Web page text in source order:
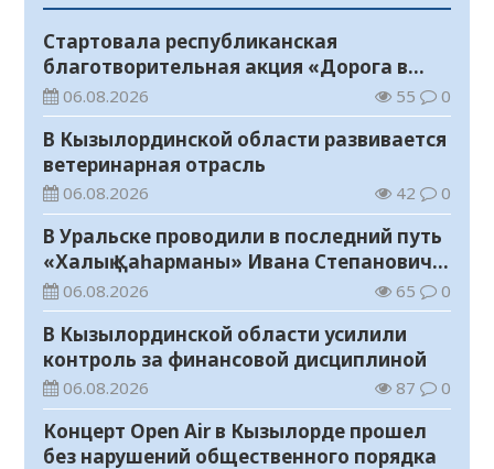
Стартовала республиканская
благотворительная акция «Дорога в
школу»
06.08.2026 55 0
В Кызылординской области развивается
ветеринарная отрасль
06.08.2026 42 0
В Уральске проводили в последний путь
«Халық Қаһарманы» Ивана Степановича
Гапича
06.08.2026 65 0
В Кызылординской области усилили
контроль за финансовой дисциплиной
06.08.2026 87 0
Концерт Open Air в Кызылорде прошел
без нарушений общественного порядка